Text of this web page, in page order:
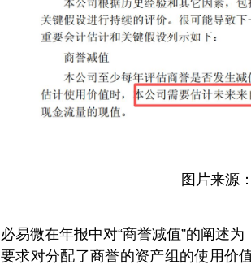
图片来源
必易微在年报中对“商誉减值”的阐述
要求对分配了商誉的资产组的使用价